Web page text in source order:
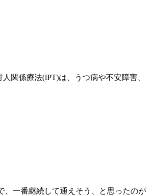
関係療法(IPT)は、うつ病や不安障害、
、一番継続して通えそう、と思ったのが